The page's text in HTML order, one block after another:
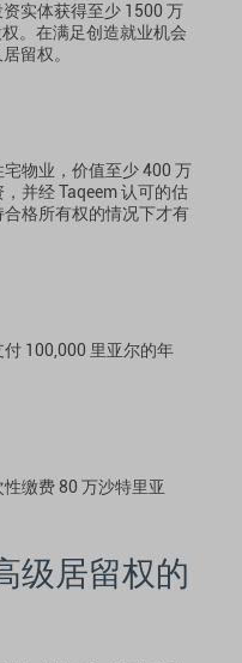
实体获得至少 1500 万
。在满足创造就业机会
留权。
物业，价值至少 400 万
并经 Taqeem 认可的估
格所有权的情况下才有
100,000 里亚尔的年
缴费 80 万沙特里亚
级居留权的